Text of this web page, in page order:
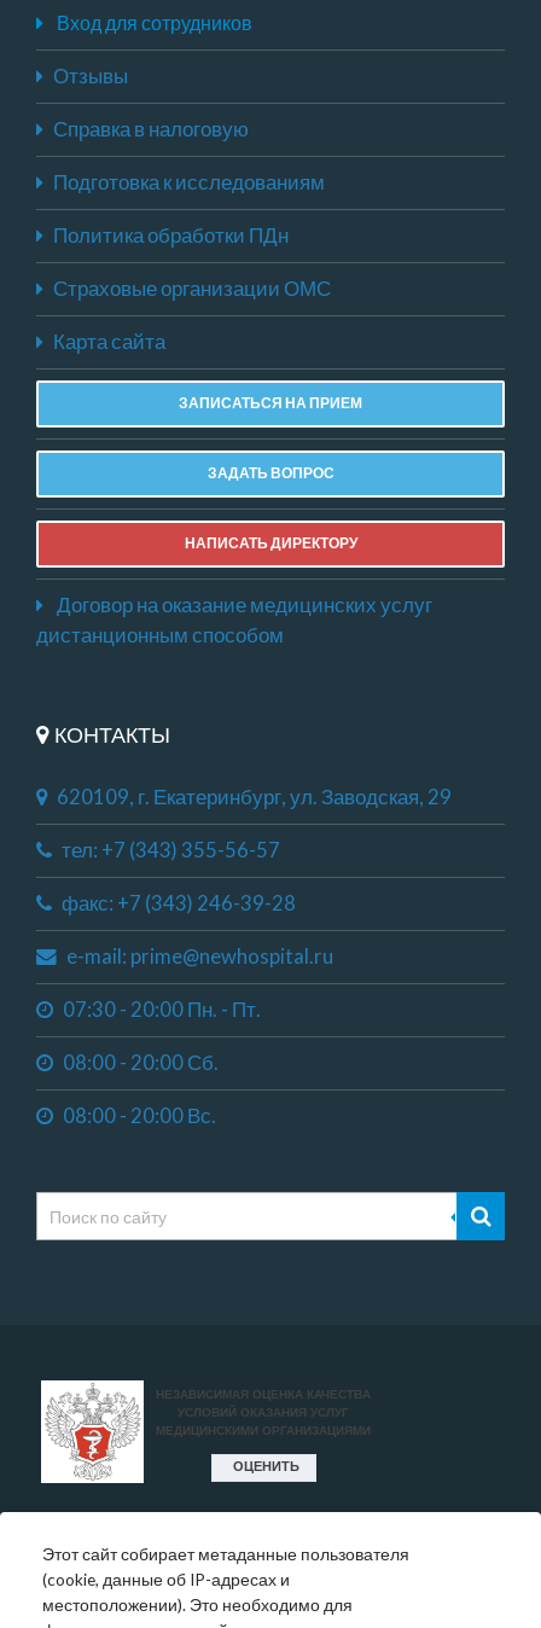
Вход для сотрудников
Отзывы
Справка в налоговую
Подготовка к исследованиям
Политика обработки ПДн
Страховые организации ОМС
Карта сайта
ЗАПИСАТЬСЯ НА ПРИЕМ
ЗАДАТЬ ВОПРОС
НАПИСАТЬ ДИРЕКТОРУ
Договор на оказание медицинских услуг
дистанционным способом
КОНТАКТЫ
620109, г. Екатеринбург, ул. Заводская, 29
тел: +7 (343) 355-56-57
факс: +7 (343) 246-39-28
e-mail: prime@newhospital.ru
07:30 - 20:00 Пн. - Пт.
08:00 - 20:00 Сб.
08:00 - 20:00 Вс.
* Цены, указанные на сайте, носят исключительно
информативный характер и могут быть в любое время
изменены.
Этот сайт собирает метаданные пользователя
(cookie, данные об IP-адресах и
местоположении). Это необходимо для